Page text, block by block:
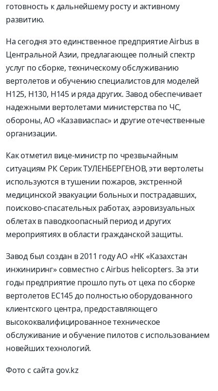
готовность к дальнейшему росту и активному
развитию.
На сегодня это единственное предприятие Airbus в
Центральной Азии, предлагающее полный спектр
услуг по сборке, техническому обслуживанию
вертолетов и обучению специалистов для моделей
H125, H130, H145 и ряда других. Завод обеспечивает
надежными вертолетами министерства по ЧС,
обороны, АО «Казавиаспас» и другие отечественные
организации.
Как отметил вице-министр по чрезвычайным
ситуациям РК Серик ТУЛЕНБЕРГЕНОВ, эти вертолеты
используются в тушении пожаров, экстренной
медицинской эвакуации больных и пострадавших,
поисково-спасательных работах, аэровизуальных
облетах в паводкоопасный период и других
мероприятиях в области гражданской защиты.
Завод был создан в 2011 году АО «НК «Казахстан
инжиниринг» совместно с Airbus helicopters. За эти
годы предприятие прошло путь от цеха по сборке
вертолетов EC145 до полностью оборудованного
клиентского центра, предоставляющего
высококвалифицированное техническое
обслуживание и обучение пилотов с использованием
новейших технологий.
Фото с сайта gov.kz